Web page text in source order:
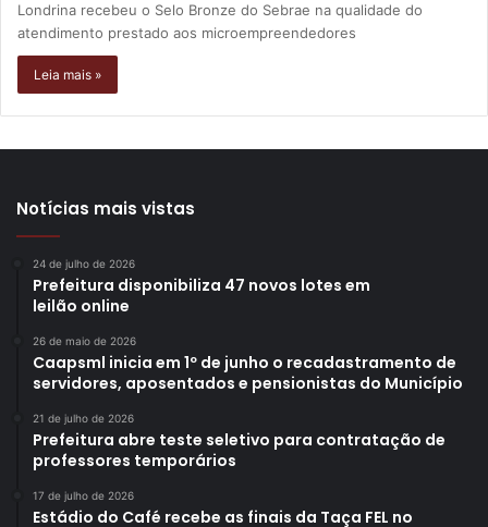
Londrina recebeu o Selo Bronze do Sebrae na qualidade do
atendimento prestado aos microempreendedores
Leia mais »
Notícias mais vistas
24 de julho de 2026
Prefeitura disponibiliza 47 novos lotes em
leilão online
26 de maio de 2026
Caapsml inicia em 1º de junho o recadastramento de
servidores, aposentados e pensionistas do Município
21 de julho de 2026
Prefeitura abre teste seletivo para contratação de
professores temporários
17 de julho de 2026
Estádio do Café recebe as finais da Taça FEL no